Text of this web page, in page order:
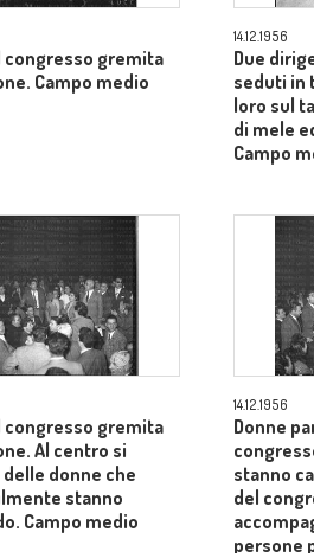
congresso gremita
Campo medio
14.12.1956
Due
seduti in
loro sul
di mele
Campo
congresso gremita
Al centro si
donne che
stanno
Campo medio
14.12.1956
Donne
stanno
del
persone